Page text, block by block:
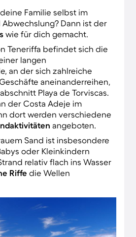
Familie selbst im
Dann ist der
wie für dich gemacht.
Teneriffa befindet sich die
langen
an der sich zahlreiche
aneinanderreihen,
Playa de Torviscas.
der Costa Adeje im
dort werden verschiedene
angeboten.
Sand ist insbesondere
oder Kleinkindern
relativ flach ins Wasser
Riffe die Wellen